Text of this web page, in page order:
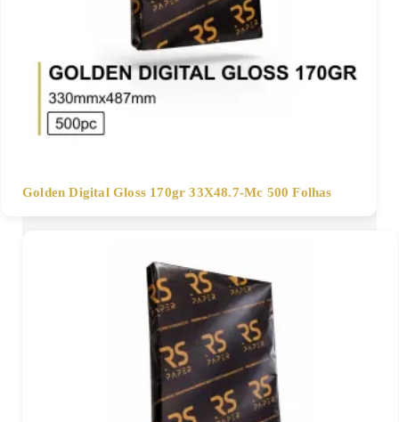
Golden Digital Gloss 170gr 33X48.7-Mc 500 Folhas